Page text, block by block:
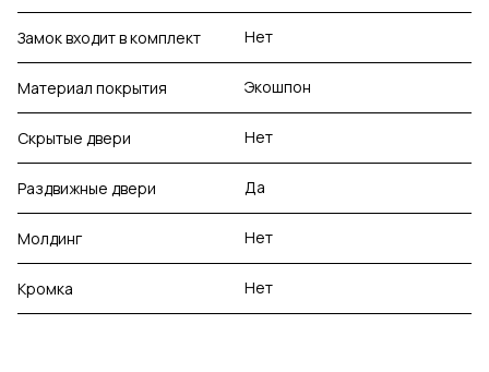
Замок входит в комплект Нет
Материал покрытия Экошпон
Скрытые двери Нет
Раздвижные двери Да
Молдинг Нет
Кромка Нет